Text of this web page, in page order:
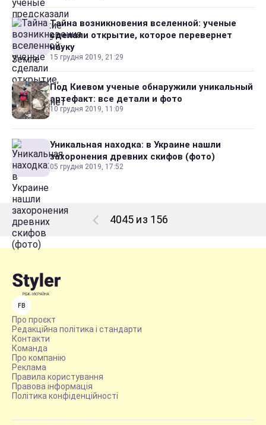
Тайна возникновения вселенной: ученые
сделали открытие, которое перевернет
науку
15 грудня 2019, 21:29
Под Киевом ученые обнаружили уникальный
артефакт: все детали и фото
10 грудня 2019, 11:09
Уникальная находка: в Украине нашли
захоронения древних скифов (фото)
05 грудня 2019, 17:52
4045 из 156
FB
Про проєкт
Редакційна політика і стандарти
Контакти
Команда
Про компанію
Реклама
Правила користування
Правова інформація
Політика конфіденційності